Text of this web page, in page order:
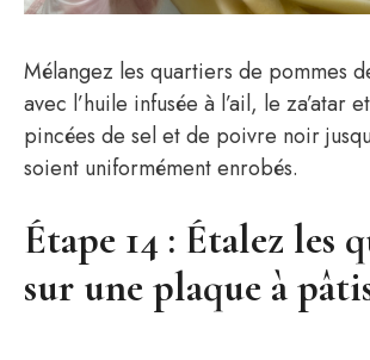
Mélangez les quartiers de pommes
avec l’huile infusée à l’ail, le za’atar
pincées de sel et de poivre noir
soient uniformément enrobés.
Étape 14 : Étalez les
sur une plaque à